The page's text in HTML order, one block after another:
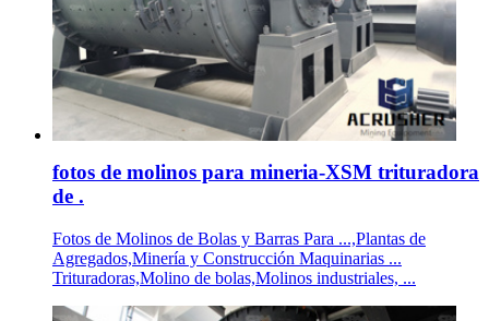
fotos de molinos para mineria-XSM trituradora
de .
Fotos de Molinos de Bolas y Barras Para ...,Plantas de
Agregados,Minería y Construcción Maquinarias ...
Trituradoras,Molino de bolas,Molinos industriales, ...